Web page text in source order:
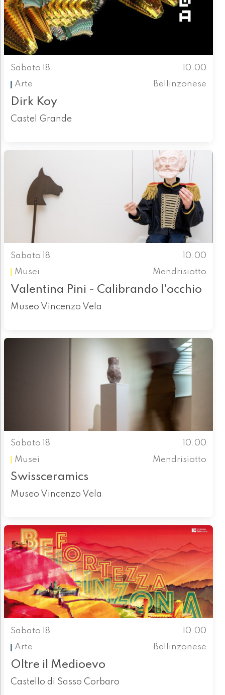
Sabato 18
10.00
Arte
Bellinzonese
Dirk Koy
Castel Grande
Sabato 18
10.00
Musei
Mendrisiotto
Valentina Pini - Calibrando l'occhio
Museo Vincenzo Vela
Sabato 18
10.00
Musei
Mendrisiotto
Swissceramics
Museo Vincenzo Vela
Sabato 18
10.00
Arte
Bellinzonese
Oltre il Medioevo
Castello di Sasso Corbaro